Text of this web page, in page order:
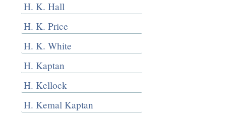
H. K. Hall
H. K. Price
H. K. White
H. Kaptan
H. Kellock
H. Kemal Kaptan